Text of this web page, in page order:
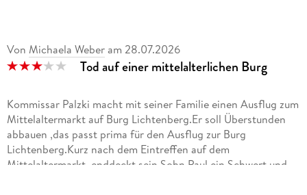
stattfindet, auch treffen sie auf teils merkwürdige Personen.
Doch dann entnimmt Palzkis Sohn aus Versehen ein Schwert
Original und nicht etwa als Replik, was zu Fragen führt. Kurze
Zeit später ist diese Dame tot und Reiner Palzki steckt trotz
Urlaub irgendwie doch in den Ermittlungen.
Dabei wird ihm schnell klar, dass dies nur der Anfang ist, der
tiefergehende Abgründe mit sich zieht.
Von Michaela Weber am 28.07.2026
Tod auf einer mittelalterlichen Burg
Kommissar Palzki macht mit seiner Familie einen Ausflug zum
Mittelaltermarkt auf Burg Lichtenberg.Er soll Überstunden
abbauen ,das passt prima für den Ausflug zur Burg
Lichtenberg.Kurz nach dem Eintreffen auf dem
Mittelaltermarkt ,enddeckt sein Sohn Paul ein Schwert und